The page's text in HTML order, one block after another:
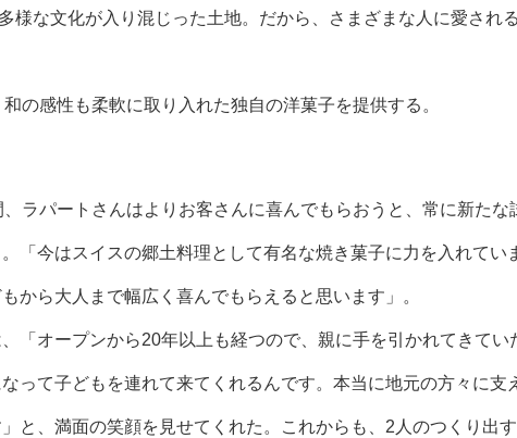
様な文化が入り混じった土地。だから、さまざまな人に愛され
の感性も柔軟に取り入れた独自の洋菓子を提供する。
、ラパートさんはよりお客さんに喜んでもらおうと、常に新たな
「今はスイスの郷土料理として有名な焼き菓子に力を入れてい
から大人まで幅広く喜んでもらえると思います」。
「オープンから20年以上も経つので、親に手を引かれてきてい
って子どもを連れて来てくれるんです。本当に地元の方々に支
」と、満面の笑顔を見せてくれた。これからも、2人のつくり出